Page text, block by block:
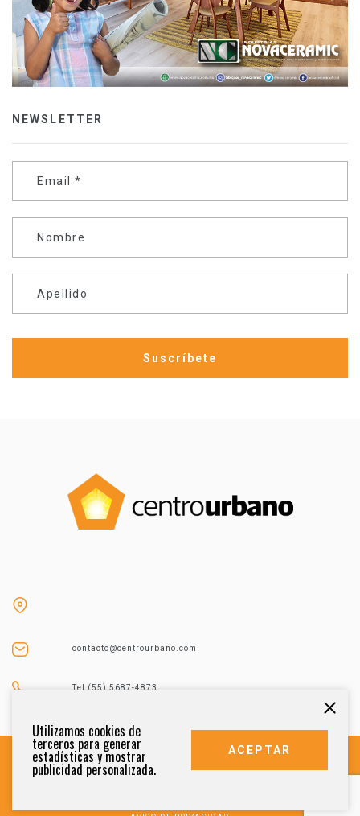
NEWSLETTER
Email *
Nombre
Apellido
contacto@centrourbano.com
Tel (55) 5687-4873
Utilizamos cookies de
terceros para generar
estadísticas y mostrar
publicidad personalizada.
ACEPTAR